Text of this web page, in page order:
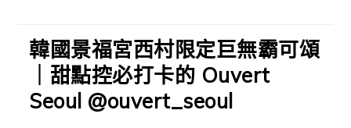
韓國景福宮西村限定巨無霸可頌
｜甜點控必打卡的 Ouvert
Seoul @ouvert_seoul